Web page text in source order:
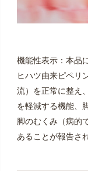
機能性表示：本品
ヒハツ由来ピペリ
流）を正常に整え
を軽減する機能、
脚のむくみ（病的
あることが報告さ